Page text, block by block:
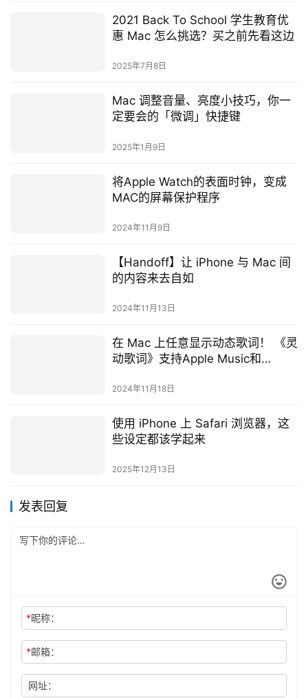
2021 Back To School 学生教育优
惠 Mac 怎么挑选？买之前先看这边
2025年7月8日
Mac 调整音量、亮度小技巧，你一
定要会的「微调」快捷键
2025年1月9日
将Apple Watch的表面时钟，变成
MAC的屏幕保护程序
2024年11月9日
【Handoff】让 iPhone 与 Mac 间
的内容来去自如
2024年11月13日
在 Mac 上任意显示动态歌词！ 《灵
动歌词》支持Apple Music和
2024年11月18日
使用 iPhone 上 Safari 浏览器，这
些设定都该学起来
2025年12月13日
发表回复
*昵称：
*邮箱：
网址：